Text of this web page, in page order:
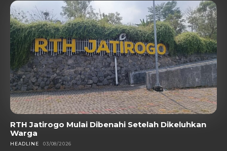
RTH Jatirogo Mulai Dibenahi Setelah Dikeluhkan
Warga
HEADLINE 03/08/2026